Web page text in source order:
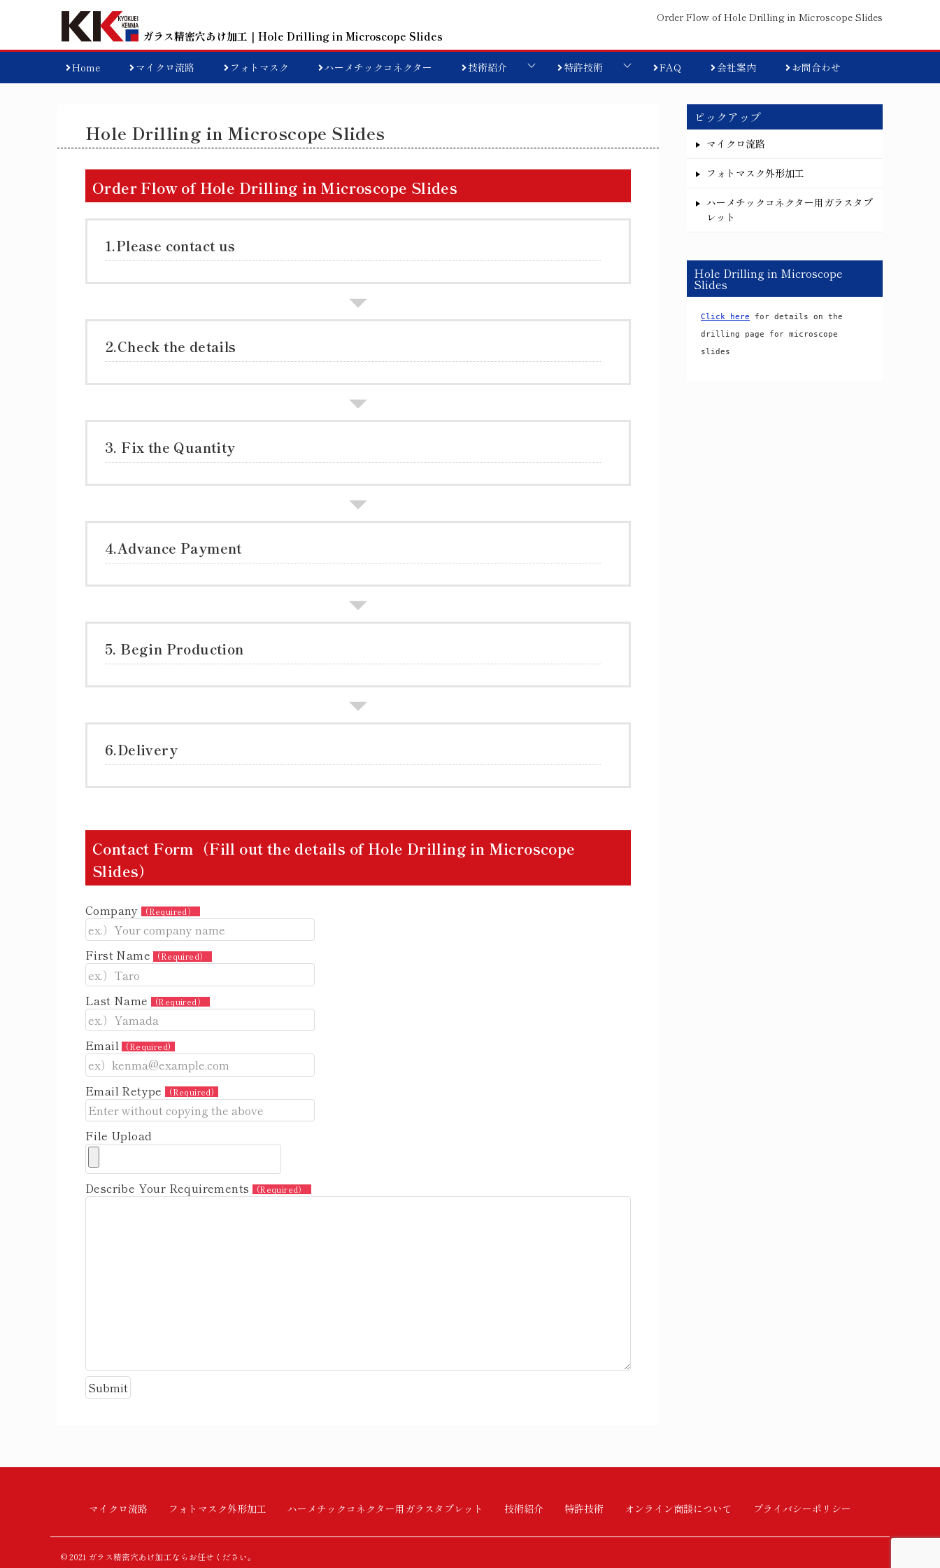
ガラス精密穴あけ加工 ｜Hole Drilling in Microscope Slides
Order Flow of Hole Drilling in Microscope Slides
Home マイクロ流路 フォトマスク ハーメチックコネクター 技術紹介 特許技術 FAQ 会社案内 お問合わせ
Hole Drilling in Microscope Slides
Order Flow of Hole Drilling in Microscope Slides
1.Please contact us
2.Check the details
3. Fix the Quantity
4.Advance Payment
5. Begin Production
6.Delivery
Contact Form（Fill out the details of Hole Drilling in Microscope
Slides）
Company (Required）
First Name (Required）
Last Name (Required）
Email (Required)
Email Retype (Required)
File Upload
Describe Your Requirements (Required）
ピックアップ
マイクロ流路
フォトマスク外形加工
ハーメチックコネクター用ガラスタブ
レット
Hole Drilling in Microscope
Slides
Click here for details on the
drilling page for microscope
slides
マイクロ流路 フォトマスク外形加工 ハーメチックコネクター用ガラスタブレット 技術紹介 特許技術 オンライン商談について プライバシーポリシー
© 2021 ガラス精密穴あけ加工ならお任せください。